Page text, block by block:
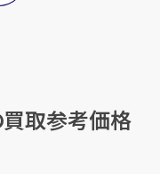
査定
買取参考価格